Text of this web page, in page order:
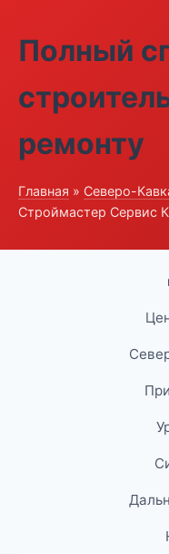
Полный
ремонту
Главная » Северо-
Строймастер Сервис